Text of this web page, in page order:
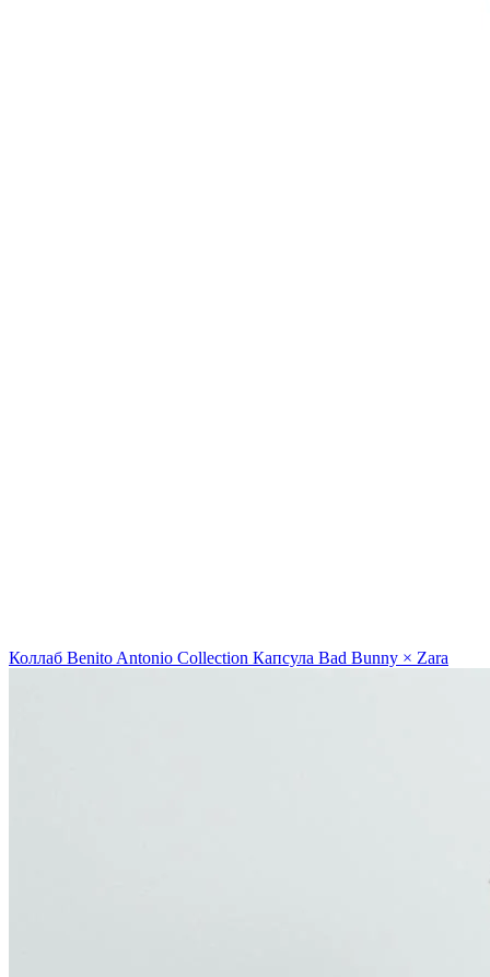
Коллаб Benito Antonio Collection Капсула Bad Bunny × Zara